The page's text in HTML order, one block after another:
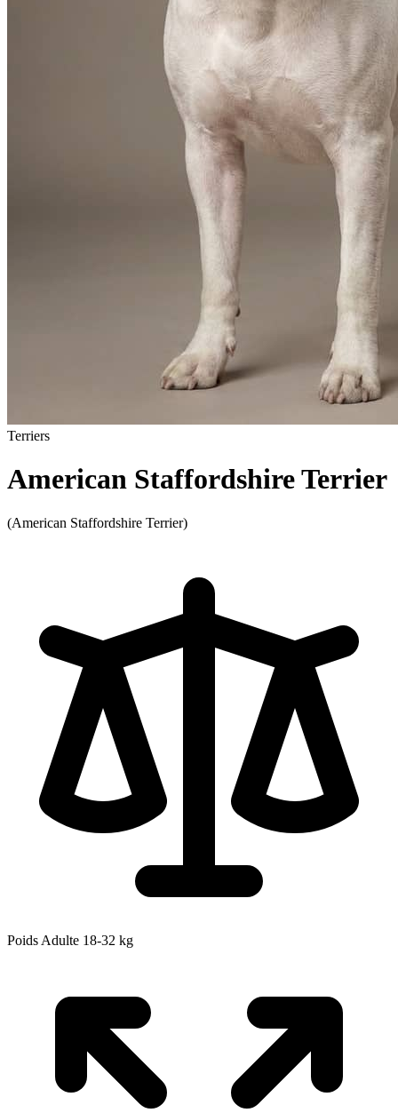
Terriers
American Staffordshire Terrier
(American Staffordshire Terrier)
Poids Adulte 18-32 kg